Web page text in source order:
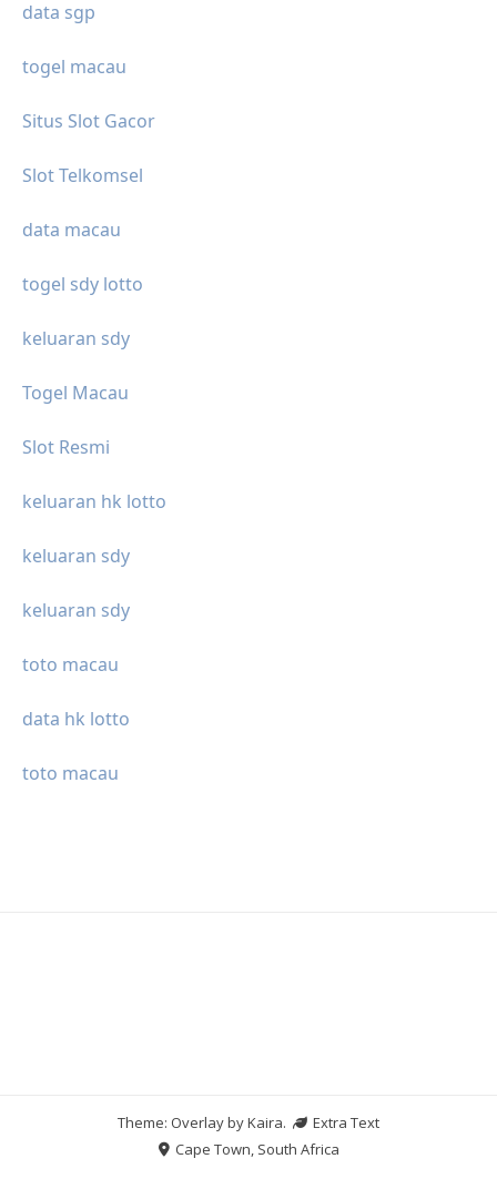
data sgp
togel macau
Situs Slot Gacor
Slot Telkomsel
data macau
togel sdy lotto
keluaran sdy
Togel Macau
Slot Resmi
keluaran hk lotto
keluaran sdy
keluaran sdy
toto macau
data hk lotto
toto macau
Theme: Overlay byKaira.
Extra Text
Cape Town, South Africa